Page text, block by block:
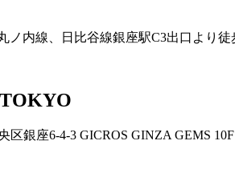
ノ内線、日比谷線銀座駅C3出口より徒
区銀座6-4-3 GICROS GINZA GEMS 10F